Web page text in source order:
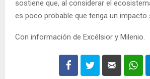
sostiene que, al considerar el
es poco probable que tenga un impacto
Con información de Excélsior y Milenio.